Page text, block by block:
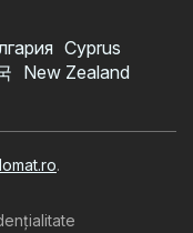
Cyprus
New Zealand
.